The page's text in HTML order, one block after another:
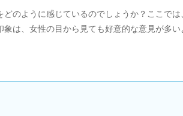
どのように感じているのでしょうか？ここで
は、女性の目から見ても好意的な意見が多い